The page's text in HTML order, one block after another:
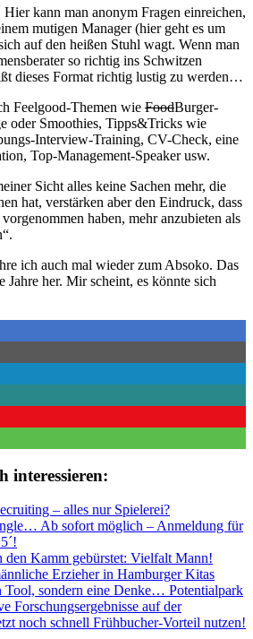
Hier kann man anonym Fragen einreichen,
mutigen Manager (hier geht es um
auf den heißen Stuhl wagt. Wenn man
so richtig ins Schwitzen
dieses Format richtig lustig zu werden…
Feelgood-Themen wie FoodBurger-
oder Smoothies, Tipps&Tricks wie
Interview-Training, CV-Check, eine
Top-Management-Speaker usw.
Sicht alles keine Sachen mehr, die
hat, verstärken aber den Eindruck, dass
haben, mehr anzubieten als
ich auch mal wieder zum Absoko. Das
Jahre her. Mir scheint, es könnte sich
interessieren:
– alles nur Spielerei?
Ab sofort möglich – Anmeldung für
den Kamm gebürstet: Vielfalt Mann!
Erzieher in Hamburger Kitas
Tool, sondern eine Denke… Potentialpark
Forschungsergebnisse auf der
noch schnell Frühbucher-Vorteil nutzen!